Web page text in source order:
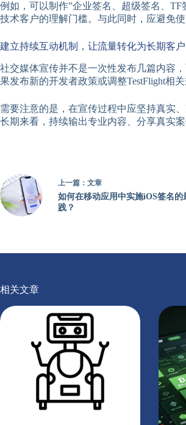
例如，可以制作”企业签名、超级签名、
技术客户的理解门槛。与此同时，应避免
建立持续互动机制，让流量转化为长期客户
社交媒体宣传并不是一次性发布几篇内容
果发布新的开发者政策或调整TestFlight相
需要注意的是，在宣传过程中应坚持真实
长期来看，持续输出专业内容、分享真实
上一篇： 文章
如何在移动应用中实施iOS签名的
践？
相关文章